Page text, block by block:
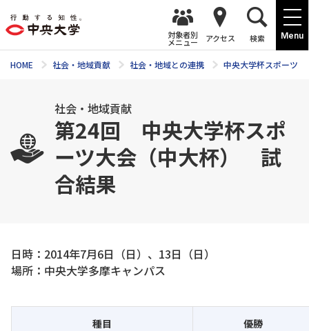
Menu
対象者別
メニュー アクセス 検索
HOME 社会・地域貢献 社会・地域との連携 中央大学杯スポーツ大
社会・地域貢献
第24回 中央大学杯スポ
ーツ大会（中大杯） 試
合結果
日時：2014年7月6日（日）、13日（日）
場所：中央大学多摩キャンパス
種目 優勝